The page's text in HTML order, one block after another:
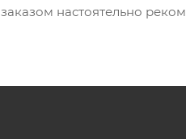
заказом настоятельно